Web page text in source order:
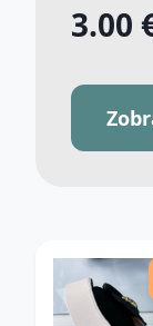
3.00